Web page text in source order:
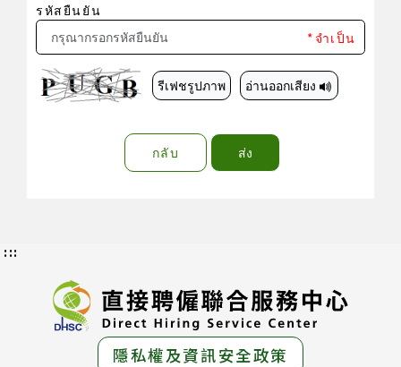
รหัสยืนยัน
*จำเป็น
รีเฟชรูปภาพ อ่านออกเสียง
กลับ ส่ง
:::
隱私權及資訊安全政策